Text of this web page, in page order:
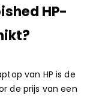
HP-
van HP is de
de prijs van een